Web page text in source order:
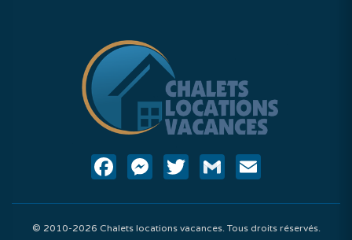
FacebookMessenger
Twitter Gmail
© 2010-2026 Chalets locations vacances. Tous droits réservés.